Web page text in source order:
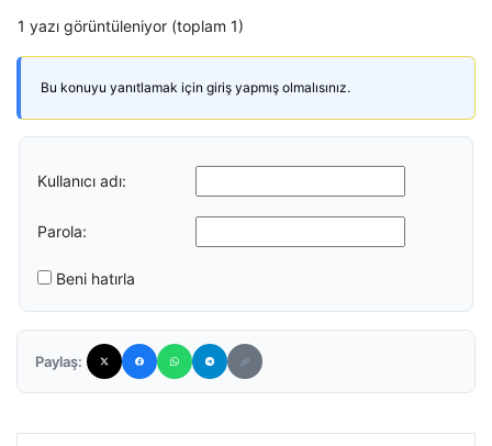
1 yazı görüntüleniyor (toplam 1)
Bu konuyu yanıtlamak için giriş yapmış olmalısınız.
Kullanıcı adı:
Parola:
Beni hatırla
Paylaş: